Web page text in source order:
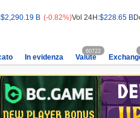
$2,290.19 B (-0.82%)Vol 24H:$228.65 B
In evidenza Valute
60722